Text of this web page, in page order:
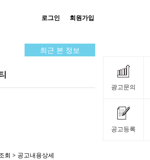
광고문의
공고등록
로그인 회원가입
최근 본 정보
회 > 공고내용상세